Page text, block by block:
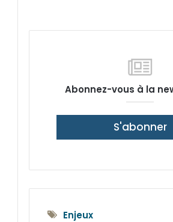
Abonnez-vous à la
S'abonner
Enjeux